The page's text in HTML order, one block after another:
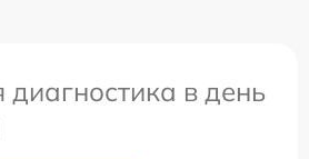
диагностика в день